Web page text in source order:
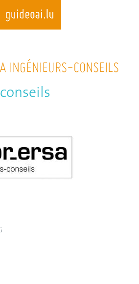
Skip
to
main
content
INGÉNIEURS-CONSEILS